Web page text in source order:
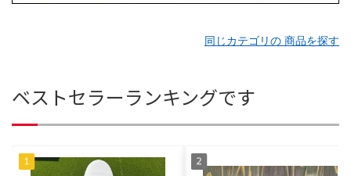
同じカテゴリの 商品を探す
ベストセラーランキングです